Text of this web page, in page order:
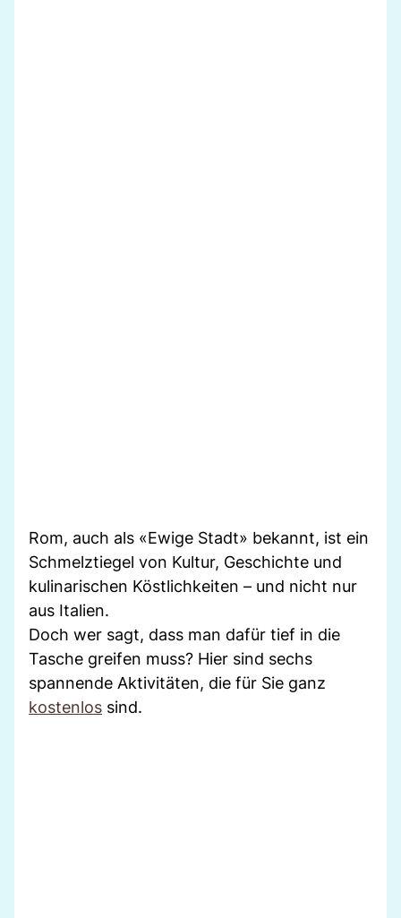
Rom, auch als «Ewige Stadt» bekannt, ist ein
Schmelztiegel von Kultur, Geschichte und
kulinarischen Köstlichkeiten – und nicht nur
aus Italien.
Doch wer sagt, dass man dafür tief in die
Tasche greifen muss? Hier sind sechs
spannende Aktivitäten, die für Sie ganz
kostenlos sind.